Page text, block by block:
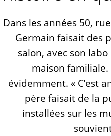
Dans les années 50,
Germain faisait des
salon, avec son
maison
évidemment. « C’est
père faisait de la
installées sur les